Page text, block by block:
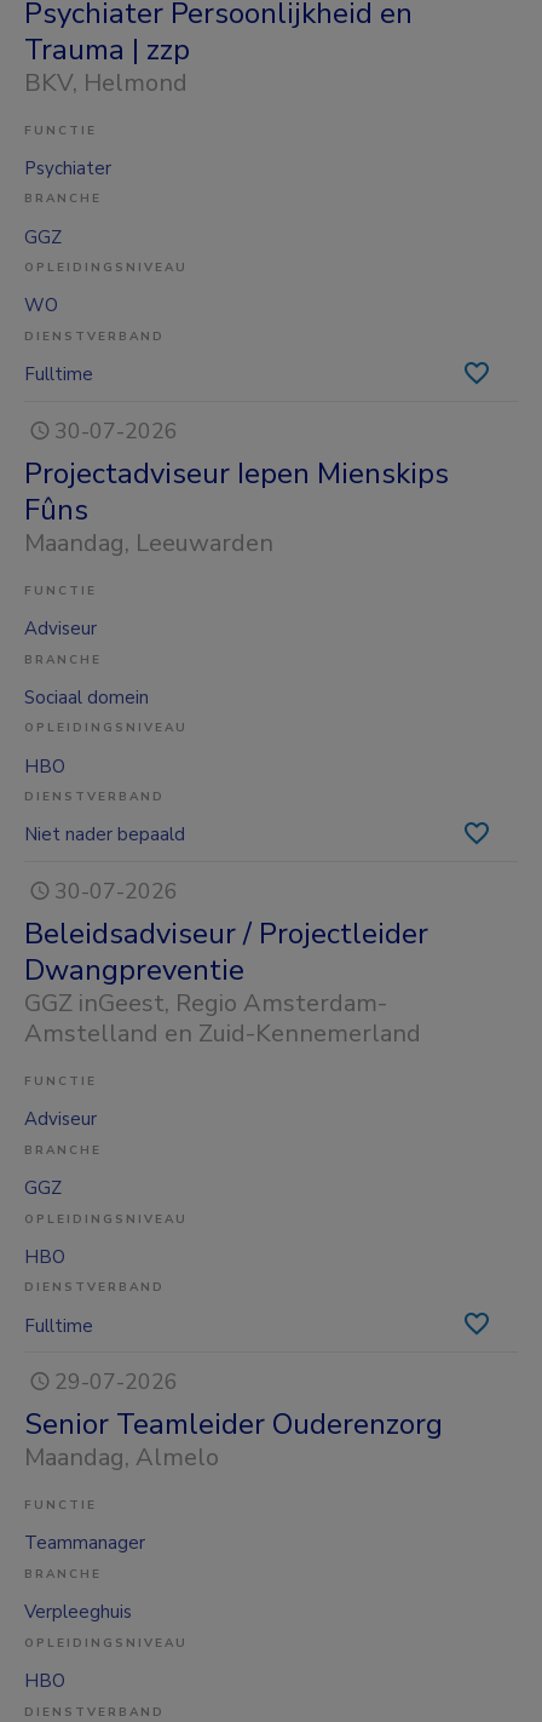
Psychiater Persoonlijkheid en
Trauma | zzp
BKV, Helmond
FUNCTIE
Psychiater
BRANCHE
GGZ
OPLEIDINGSNIVEAU
WO
DIENSTVERBAND
Fulltime
30-07-2026
Projectadviseur Iepen Mienskips
Fûns
Maandag, Leeuwarden
FUNCTIE
Adviseur
BRANCHE
Sociaal domein
OPLEIDINGSNIVEAU
HBO
DIENSTVERBAND
Niet nader bepaald
30-07-2026
Beleidsadviseur / Projectleider
Dwangpreventie
GGZ inGeest, Regio Amsterdam-
Amstelland en Zuid-Kennemerland
FUNCTIE
Adviseur
BRANCHE
GGZ
OPLEIDINGSNIVEAU
HBO
DIENSTVERBAND
Fulltime
29-07-2026
Senior Teamleider Ouderenzorg
Maandag, Almelo
FUNCTIE
Teammanager
BRANCHE
Verpleeghuis
OPLEIDINGSNIVEAU
HBO
DIENSTVERBAND